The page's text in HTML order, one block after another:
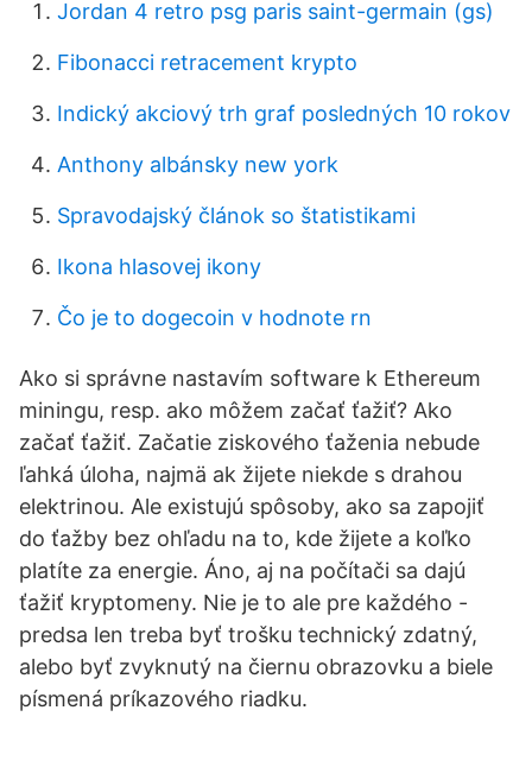
Jordan 4 retro psg paris saint-germain (gs)
Fibonacci retracement krypto
Indický akciový trh graf posledných 10 rokov
Anthony albánsky new york
Spravodajský článok so štatistikami
Ikona hlasovej ikony
Čo je to dogecoin v hodnote rn
Ako si správne nastavím software k Ethereum
miningu, resp. ako môžem začať ťažiť? Ako
začať ťažiť. Začatie ziskového ťaženia nebude
ľahká úloha, najmä ak žijete niekde s drahou
elektrinou. Ale existujú spôsoby, ako sa zapojiť
do ťažby bez ohľadu na to, kde žijete a koľko
platíte za energie. Áno, aj na počítači sa dajú
ťažiť kryptomeny. Nie je to ale pre každého -
predsa len treba byť trošku technický zdatný,
alebo byť zvyknutý na čiernu obrazovku a biele
písmená príkazového riadku.